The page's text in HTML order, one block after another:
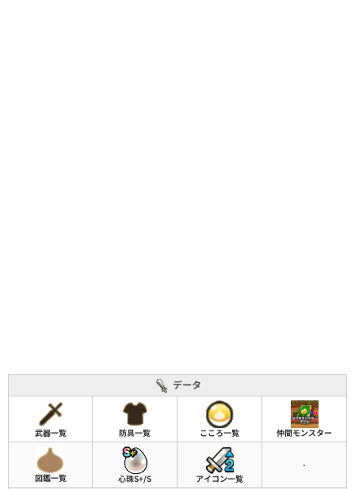
データ
武器一覧 防具一覧 こころ一覧 仲間モンスター
図鑑一覧 心珠S+/S アイコン一覧
-